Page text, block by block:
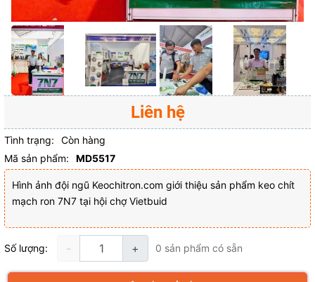
Liên hệ
Tình trạng:
Còn hàng
Mã sản phẩm:
MD5517
Hình ảnh đội ngũ Keochitron.com giới thiệu sản phẩm keo chít
mạch ron 7N7 tại hội chợ Vietbuid
Số lượng: - + 0 sản phẩm có sẵn